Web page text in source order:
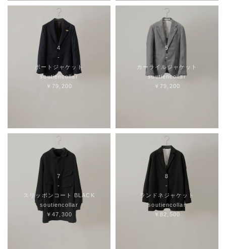
4
-
ポートジャケット
soutiencollar
￥79,200
5
-
カーライルジャケット
soutiencollar
￥79,200
7
-
スリッポンコート BLACK
soutiencollar
￥47,300
8
-
ランドネジャケット
soutiencollar
￥82,500